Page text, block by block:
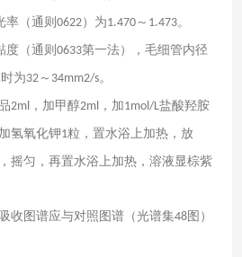
率（通则 0622）为1.470～ 1.473。
度（通则 0633第一法），毛细管内径
为32～ 34mm2/s。
2ml，加甲醇2ml，加1mol/L盐酸羟胺
氢氧化钾1粒，置水浴上加热，放
摇匀，再置水浴上加热，溶液显棕紫
收图谱应与对照图谱（光谱集48图）